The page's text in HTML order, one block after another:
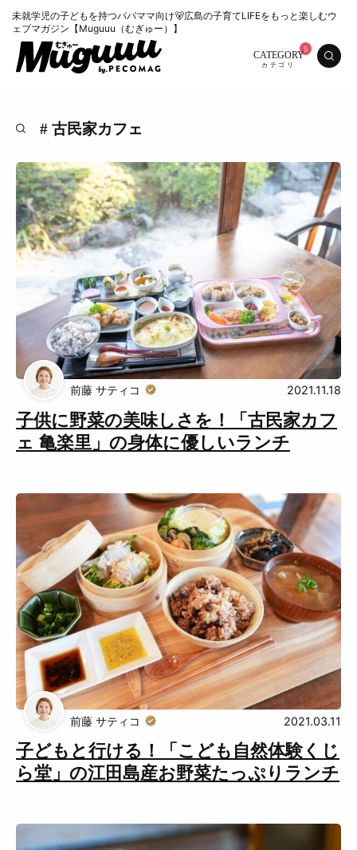
未就学児の子どもを持つパパママ向け🐻広島の子育てLIFEをもっと楽しむウ
ェブマガジン【Muguuu（むぎゅー）】
CATEGORY
特集 くらし
おいしい お知らせ
おでかけ
Muguuuとは 運営会社
広告掲載について プライバシーポリシー
インフォマティブデータポリシ
お問合せ
利用規約
# 古民家カフェ
子供に野菜の美味しさを！「古民家カフ
ェ 亀楽里」の身体に優しいランチ
前藤 サティコ 2021.11.18
子どもと行ける！「こども自然体験くじ
ら堂」の江田島産お野菜たっぷりランチ
前藤 サティコ 2021.03.11